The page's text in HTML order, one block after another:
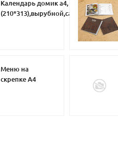
Календарь домик а4,
(210*313),вырубной,самосборный
Меню на
скрепке А4